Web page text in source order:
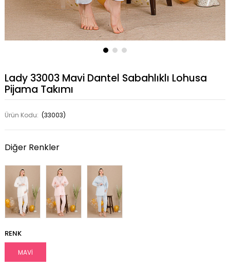
Lady 33003 Mavi Dantel Sabahlıklı Lohusa
Pijama Takımı
Ürün Kodu: (33003)
Diğer Renkler
RENK
MAVİ